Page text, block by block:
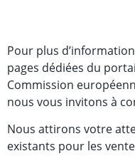
Pour plus
pages dédiées du
Commission
nous vous invitons à
Nous attirons votre
existants pour les